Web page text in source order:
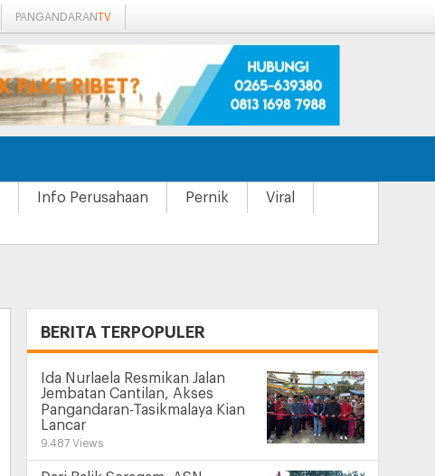
PANGANDARANTV
Info Perusahaan Pernik Viral
BERITA TERPOPULER
Ida Nurlaela Resmikan Jalan
Jembatan Cantilan, Akses
Pangandaran-Tasikmalaya Kian
Lancar
9.487 Views